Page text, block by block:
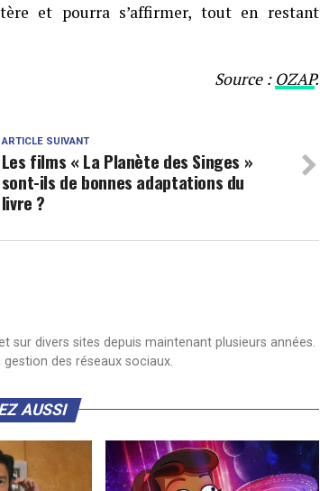
et pourra s’affirmer, tout en restant
Source : OZAP.
ARTICLE SUIVANT
Les films « La Planète des Singes »
sont-ils de bonnes adaptations du
livre ?
sur divers sites depuis maintenant plusieurs années.
des réseaux sociaux.
AUSSI